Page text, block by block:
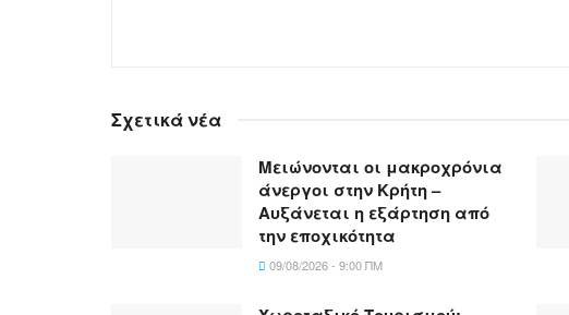
Σχετικά νέα
Μειώνονται οι μακροχρόνια
άνεργοι στην Κρήτη –
Αυξάνεται η εξάρτηση από
την εποχικότητα
09/08/2026 - 9:00 ΠΜ